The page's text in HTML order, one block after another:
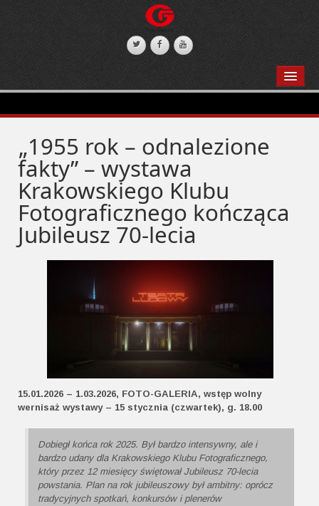
DEKLARACJA DOSTĘNOŚCI
„1955 rok – odnalezione
fakty” – wystawa
Krakowskiego Klubu
Fotograficznego kończąca
Jubileusz 70-lecia
15.01.2026 – 1.03.2026, FOTO-GALERIA, wstęp wolny
wernisaż wystawy – 15 stycznia (czwartek), g. 18.00
Dobiegł końca rok 2025. Był bardzo intensywny, ale i
bardzo udany dla Krakowskiego Klubu Fotograficznego,
który przez 12 miesięcy świętował Jubileusz 70-lecia
powstania. Plan na rok jubileuszowy był ambitny: oprócz
tradycyjnych spotkań, konkursów i plenerów